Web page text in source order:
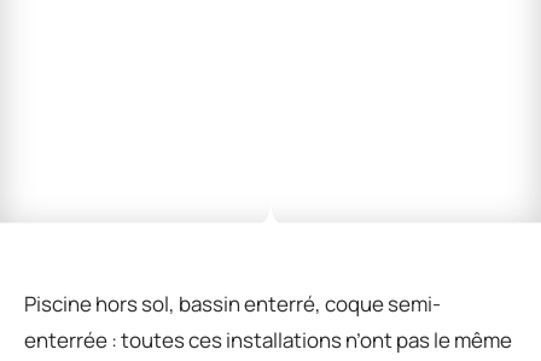
Piscine hors sol, bassin enterré, coque semi-
enterrée : toutes ces installations n’ont pas le même